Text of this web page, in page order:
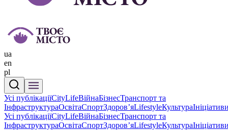
ua
en
pl
Усі публікаціїCityLifeВійнаБізнесТранспорт та
ІнфраструктураОсвітаСпортЗдоровʼяLifestyleКультура
Усі публікаціїCityLifeВійнаБізнесТранспорт та
ІнфраструктураОсвітаСпортЗдоровʼяLifestyleКультура